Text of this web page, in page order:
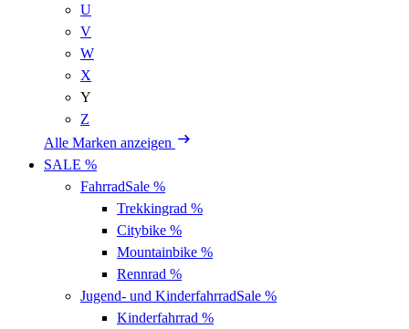
U
V
W
X
Y
Z
Alle Marken anzeigen
SALE %
FahrradSale %
Trekkingrad %
Citybike %
Mountainbike %
Rennrad %
Jugend- und KinderfahrradSale %
Kinderfahrrad %